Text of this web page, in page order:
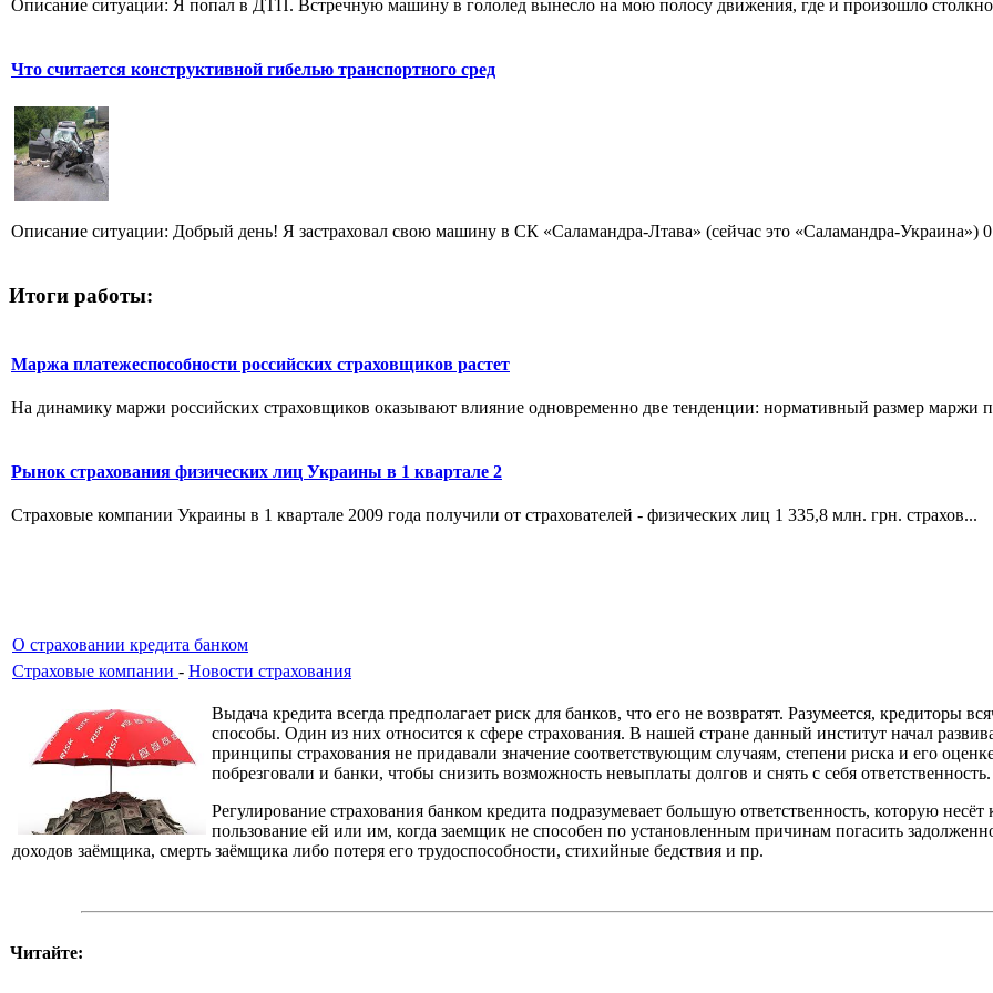
Описание ситуации: Я попал в ДТП. Встречную машину в гололед вынесло на мою полосу движения, где и произошло
Что считается конструктивной гибелью транспортного сред
Описание ситуации: Добрый день! Я застраховал свою машину в СК «Саламандра-Лтава» (сейчас это «Саламандра-Украина»)
Итоги работы:
Маржа платежеспособности российских страховщиков растет
На динамику маржи российских страховщиков оказывают влияние одновременно две тенденции: нормативный размер маржи
Рынок страхования физических лиц Украины в 1 квартале 2
Страховые компании Украины в 1 квартале 2009 года получили от страхователей - физических лиц 1 335,8 млн. грн. страхов...
О страховании кредита банком
Страховые компании - Новости страхования
Выдача кредита всегда предполагает риск для банков, что его не возвратят. Разумеется, кредиторы
способы. Один из них относится к сфере страхования. В нашей стране данный институт начал
принципы страхования не придавали значение соответствующим случаям, степени риска и его
побрезговали и банки, чтобы снизить возможность невыплаты долгов и снять с себя ответственность.
Регулирование страхования банком кредита подразумевает большую ответственность, которую
пользование ей или им, когда заемщик не способен по установленным причинам погасить
доходов заёмщика, смерть заёмщика либо потеря его трудоспособности, стихийные бедствия и пр.
Читайте: